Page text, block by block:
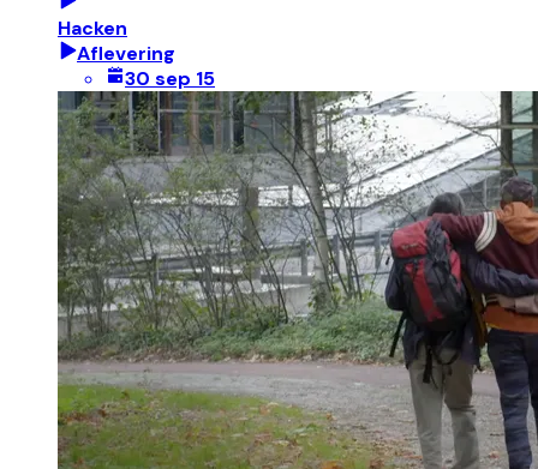
Hacken
Aflevering
30 sep 15